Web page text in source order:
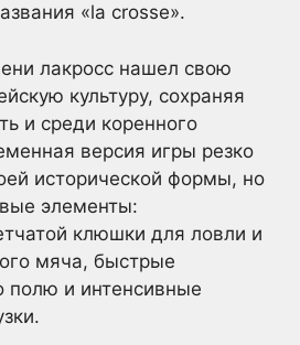
«la crosse».
лакросс нашел свою
культуру, сохраняя
и среди коренного
версия игры резко
исторической формы, но
элементы:
клюшки для ловли и
мяча, быстрые
полю и интенсивные